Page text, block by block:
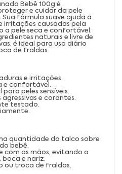
Bebê 100g é
e cuidar da pele
Sua fórmula suave ajuda a
irritações causadas pela
a pele seca e confortável.
naturais e livre de
é ideal para uso diário
de fraldas.
e irritações.
e confortável.
para peles sensíveis.
e corantes.
testado.
quantidade do talco sobre
bebê.
com as mãos, evitando o
e nariz.
ou troca de fraldas.